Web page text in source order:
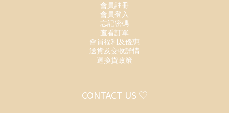
會員註冊
會員登入
忘記密碼
查看訂單
會員福利及優惠
送貨及交收詳情
退換貨政策
CONTACT US ♡